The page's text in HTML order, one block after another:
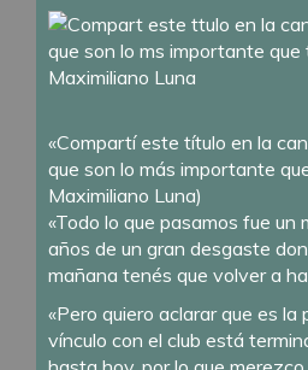
«Compartí este título en la
que son lo más importante
Maximiliano Luna)
«Todo lo que pasamos fue un
años de un gran desgaste
mañana tenés que volver a
«Pero quiero aclarar que es la
vínculo con el club está